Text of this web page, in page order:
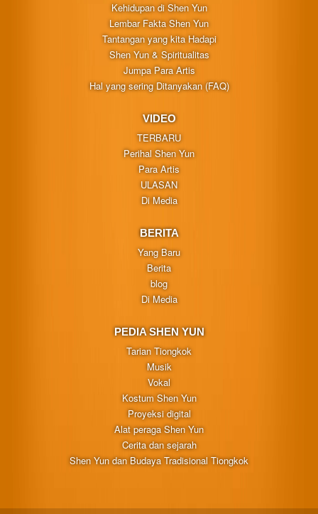
Kehidupan di Shen Yun
Lembar Fakta Shen Yun
Tantangan yang kita Hadapi
Shen Yun & Spiritualitas
Jumpa Para Artis
Hal yang sering Ditanyakan (FAQ)
VIDEO
TERBARU
Perihal Shen Yun
Para Artis
ULASAN
Di Media
BERITA
Yang Baru
Berita
blog
Di Media
PEDIA SHEN YUN
Tarian Tiongkok
Musik
Vokal
Kostum Shen Yun
Proyeksi digital
Alat peraga Shen Yun
Cerita dan sejarah
Shen Yun dan Budaya Tradisional Tiongkok